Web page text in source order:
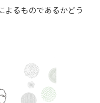
よるものであるかどう